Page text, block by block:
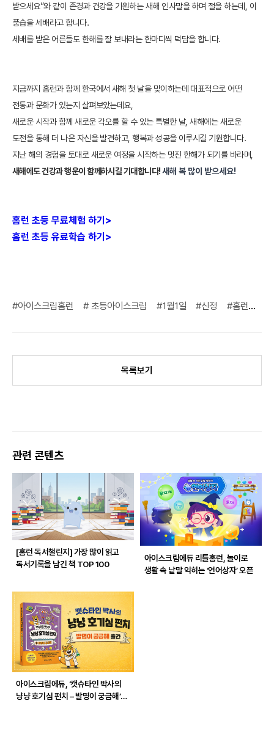
받으세요”와 같이 존경과 건강을 기원하는 새해 인사말을 하며 절을 하는데, 이
풍습을 세배라고 합니다.
세배를 받은 어른들도 한해를 잘 보내라는 한마디씩 덕담을 합니다.
지금까지 홈런과 함께 한국에서 새해 첫 날을 맞이하는데 대표적으로 어떤
전통과 문화가 있는지 살펴보았는데요,
새로운 시작과 함께 새로운 각오를 할 수 있는 특별한 날, 새해에는 새로운
도전을 통해 더 나은 자신을 발견하고, 행복과 성공을 이루시길 기원합니다.
지난 해의 경험을 토대로 새로운 여정을 시작하는 멋진 한해가 되기를 바라며,
새해에도 건강과 행운이 함께하시길 기대합니다!새해 복 많이 받으세요!
홈런 초등 무료체험 하기 >
홈런 초등 유료학습 하기 >
#아이스크림홈런 # 초등아이스크림 #1월1일 #신정 #홈런초등
목록보기
관련 콘텐츠
[홈런 독서챌린지]가장 많이 읽고
독서기록을 남긴 책 TOP 100
아이스크림에듀 리틀홈런, 놀이로
생활 속 낱말 익히는 ‘언어상자’ 오픈
아이스크림에듀, ‘캣슈타인 박사의
냥냥 호기심 펀치 – 발명이 궁금해’